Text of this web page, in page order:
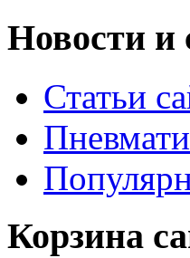
Новости и
Статьи
Корзина